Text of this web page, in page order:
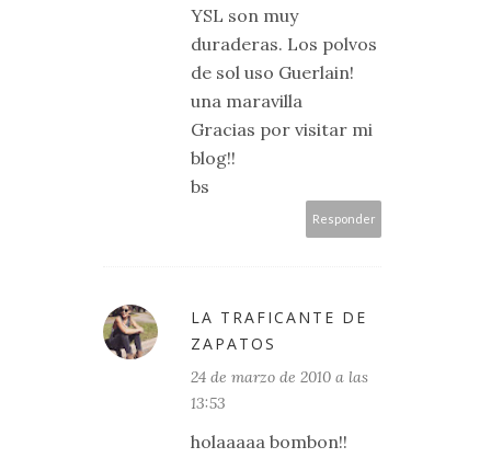
YSL son muy
duraderas. Los polvos
de sol uso Guerlain!
una maravilla
Gracias por visitar mi
blog!!
bs
Responder
LA TRAFICANTE DE
ZAPATOS
24 de marzo de 2010 a las
13:53
holaaaaa bombon!!